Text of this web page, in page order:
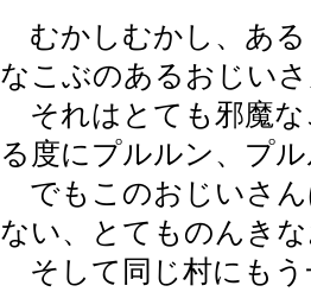
むかしむかし、ある
なこぶのあるおじい
それはとても邪魔な
る度にプルルン、プ
でもこのおじいさん
ない、とてものんき
そして同じ村にもう